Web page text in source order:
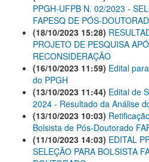
PPGH-UFPB N. 02/2023 -
FAPESQ DE PÓS-
(18/10/2023 15:28)
PROJETO DE PESQUISA
RECONSIDERAÇÃO
(16/10/2023 11:59) Edital
do PPGH
(13/10/2023 11:44) Edital de
2024 - Resultado da Análise
(13/10/2023 10:03)
Bolsista de Pós-Doutorado
(11/10/2023 14:03) EDITAL
SELEÇÃO PARA BOLSISTA